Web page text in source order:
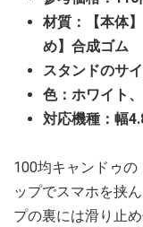
材質：【本体
め】合成ゴム
スタンドのサ
色：ホワイト
対応機種：幅
100均キャンドゥの
ップでスマホを挟
プの裏には滑り止